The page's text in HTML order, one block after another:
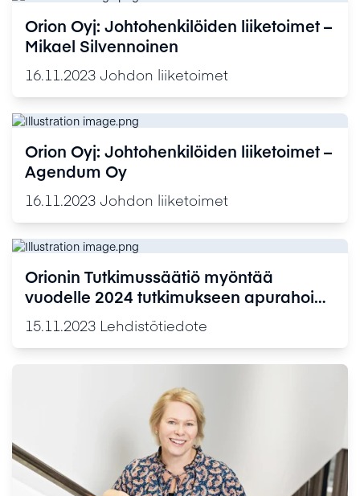
Orion Oyj: Johtohenkilöiden liiketoimet –
Mikael Silvennoinen
16.11.2023 Johdon liiketoimet
Orion Oyj: Johtohenkilöiden liiketoimet –
Agendum Oy
16.11.2023 Johdon liiketoimet
Orionin Tutkimussäätiö myöntää
vuodelle 2024 tutkimukseen apurahoina
yhteensä 1 112 000 euroa
15.11.2023 Lehdistötiedote